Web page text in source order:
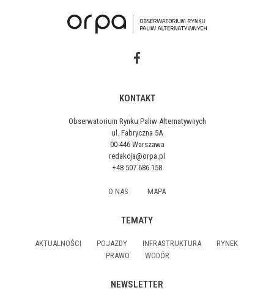
KONTAKT
Obserwatorium Rynku Paliw Alternatywnych
ul. Fabryczna 5A
00-446 Warszawa
redakcja@orpa.pl
+48 507 686 158
O NAS MAPA
TEMATY
AKTUALNOŚCI POJAZDY INFRASTRUKTURA
RYNEK
PRAWO
WODÓR
NEWSLETTER